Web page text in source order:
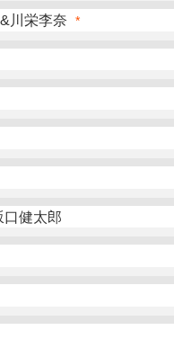
川栄李奈 *
口健太郎